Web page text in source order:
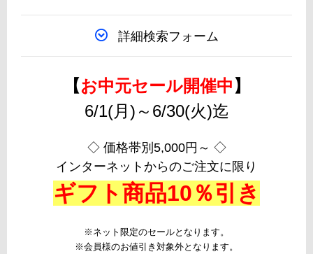
詳細検索フォーム
【お中元セール開催中 】
6/1(月)～6/30(火)迄
◇ 価格帯別5,000円～ ◇
インターネットからのご注文に限り
ギフト商品10％引き
※ネット限定のセールとなります。
※会員様のお値引き対象外となります。